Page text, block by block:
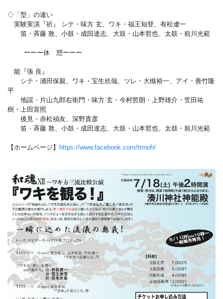
◇「型」の違い
実験実演『祈』 シテ・味方 玄、ワキ・福王知登、有松遼一
笛・斉藤 敦、小鼓・成田達志、大鼓・山本哲也、太鼓・前川光範
ーーー休 憩ーーー
能『張 良』
シテ・浦田保親、ワキ・宝生欣哉、ツレ・大槻裕一、アイ・善竹隆
平
地謡・片山九郎右衛門・味方 玄・今村哲朗・上野雄介・笠田祐
樹・上田宣照
後見・赤松禎友、深野貴彦
笛・斉藤 敦、小鼓・成田達志、大鼓・山本哲也、太鼓・前川光範
【ホームページ】 https://www.facebook.com/ttrnoh/